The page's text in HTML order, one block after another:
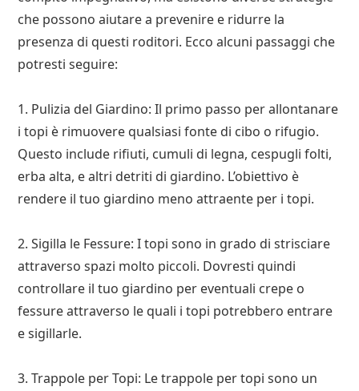
che possono aiutare a prevenire e ridurre la
presenza di questi roditori. Ecco alcuni passaggi che
potresti seguire:
1. Pulizia del Giardino: Il primo passo per allontanare
i topi è rimuovere qualsiasi fonte di cibo o rifugio.
Questo include rifiuti, cumuli di legna, cespugli folti,
erba alta, e altri detriti di giardino. L’obiettivo è
rendere il tuo giardino meno attraente per i topi.
2. Sigilla le Fessure: I topi sono in grado di strisciare
attraverso spazi molto piccoli. Dovresti quindi
controllare il tuo giardino per eventuali crepe o
fessure attraverso le quali i topi potrebbero entrare
e sigillarle.
3. Trappole per Topi: Le trappole per topi sono un